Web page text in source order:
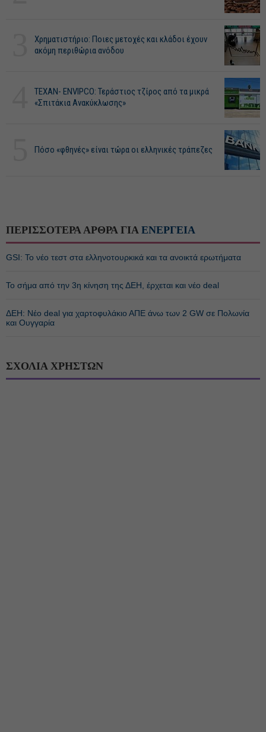
Χρηματιστήριο: Ποιες μετοχές και κλάδοι έχουν
ακόμη περιθώρια ανόδου
ΤΕΧΑΝ- ENVIPCO: Τεράστιος τζίρος από τα μικρά
«Σπιτάκια Ανακύκλωσης»
Πόσο «φθηνές» είναι τώρα οι ελληνικές τράπεζες
ΠΕΡΙΣΣΟΤΕΡΑ ΑΡΘΡΑ ΓΙΑ ΕΝΕΡΓΕΙΑ
GSI: Το νέο τεστ στα ελληνοτουρκικά και τα ανοικτά ερωτήματα
Το σήμα από την 3η κίνηση της ΔΕΗ, έρχεται και νέο deal
ΔΕΗ: Νέο deal για χαρτοφυλάκιο ΑΠΕ άνω των 2 GW σε Πολωνία
και Ουγγαρία
ΣΧΟΛΙΑ ΧΡΗΣΤΩΝ